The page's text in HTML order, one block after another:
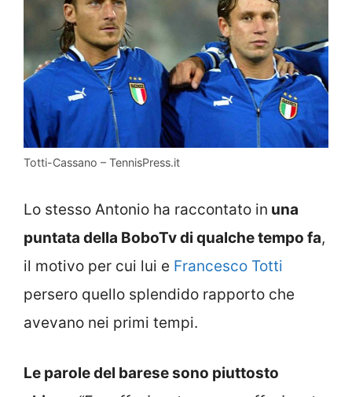
Totti-Cassano – TennisPress.it
Lo stesso Antonio ha raccontato in una
puntata della BoboTv di qualche tempo fa,
il motivo per cui lui e Francesco Totti
persero quello splendido rapporto che
avevano nei primi tempi.
Le parole del barese sono piuttosto